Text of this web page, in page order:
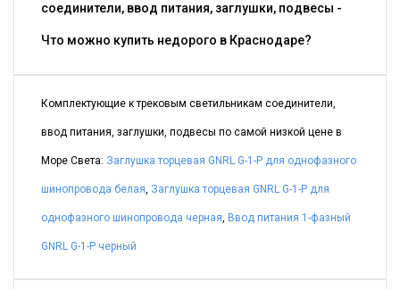
соединители, ввод питания, заглушки, подвесы -
Что можно купить недорого в Краснодаре?
Комплектующие к трековым светильникам соединители,
ввод питания, заглушки, подвесы по самой низкой цене в
Море Света: Заглушка торцевая GNRL G-1-P для однофазного
шинопровода белая, Заглушка торцевая GNRL G-1-P для
однофазного шинопровода черная, Ввод питания 1-фазный
GNRL G-1-P черный